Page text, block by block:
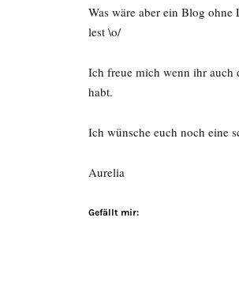
Was wäre aber ein Blog
lest \o/
Ich freue mich wenn ihr auch
habt.
Ich wünsche euch noch eine
Aurelia
Gefällt mir: